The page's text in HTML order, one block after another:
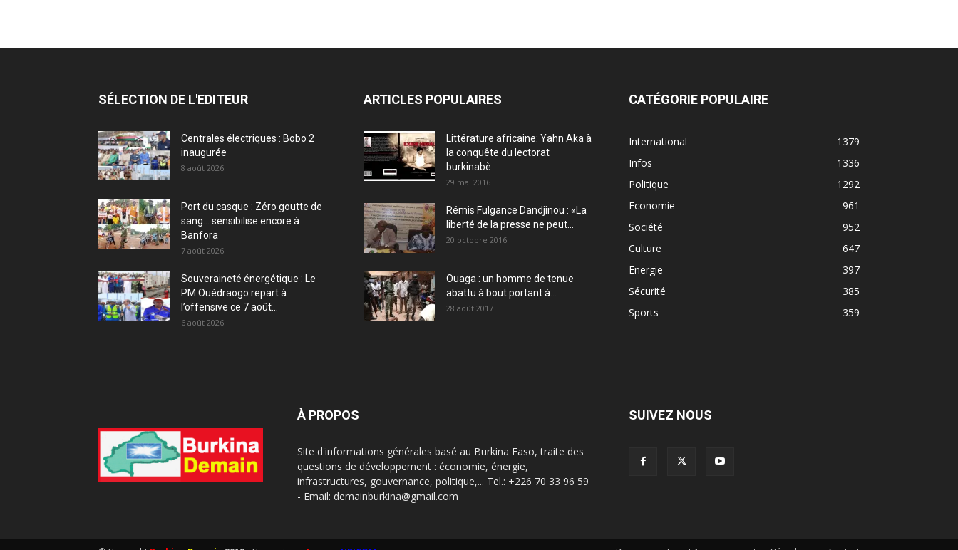
SÉLECTION DE L'EDITEUR
Centrales électriques : Bobo 2
inaugurée
8 août 2026
Port du casque : Zéro goutte de
sang… sensibilise encore à
Banfora
7 août 2026
Souveraineté énergétique : Le
PM Ouédraogo repart à
l’offensive ce 7 août...
6 août 2026
ARTICLES POPULAIRES
Littérature africaine: Yahn Aka à
la conquête du lectorat
burkinabè
29 mai 2016
Rémis Fulgance Dandjinou : «La
liberté de la presse ne peut...
20 octobre 2016
Ouaga : un homme de tenue
abattu à bout portant à...
28 août 2017
CATÉGORIE POPULAIRE
International
1379
Infos
1336
Politique
1292
Economie
961
Société
952
Culture
647
Energie
397
Sécurité
385
Sports
359
À PROPOS
Site d'informations générales basé au Burkina Faso, traite des
questions de développement : économie, énergie,
infrastructures, gouvernance, politique,... Tel.: +226 70 33 96 59
- Email: demainburkina@gmail.com
SUIVEZ NOUS